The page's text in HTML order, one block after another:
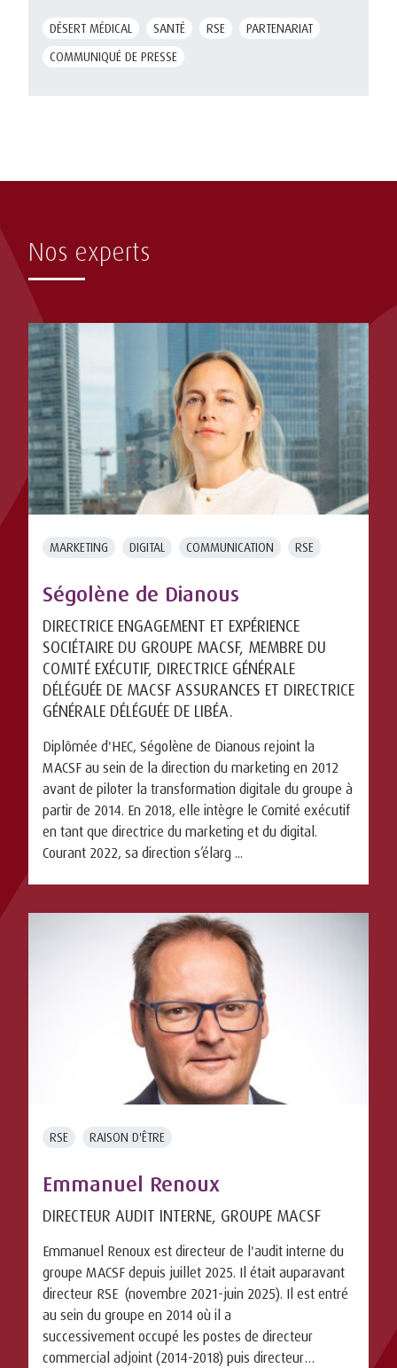
DÉSERT MÉDICAL SANTÉ RSE
PARTENARIAT
COMMUNIQUÉ DE PRESSE
Nos experts
MARKETING DIGITAL COMMUNICATION RSE
Ségolène de Dianous
DIRECTRICE ENGAGEMENT ET EXPÉRIENCE
SOCIÉTAIRE DU GROUPE MACSF, MEMBRE DU
COMITÉ EXÉCUTIF, DIRECTRICE GÉNÉRALE
DÉLÉGUÉE DE MACSF ASSURANCES ET DIRECTRICE
GÉNÉRALE DÉLÉGUÉE DE LIBÉA.
Diplômée d'HEC, Ségolène de Dianous rejoint la
MACSF au sein de la direction du marketing en 2012
avant de piloter la transformation digitale du groupe à
partir de 2014. En 2018, elle intègre le Comité exécutif
en tant que directrice du marketing et du digital.
Courant 2022, sa direction s’élarg ...
RSE RAISON D'ÊTRE
Emmanuel Renoux
DIRECTEUR AUDIT INTERNE, GROUPE MACSF
Emmanuel Renoux est directeur de l'audit interne du
groupe MACSF depuis juillet 2025. Il était auparavant
directeur RSE (novembre 2021-juin 2025). Il est entré
au sein du groupe en 2014 où il a
successivement occupé les postes de directeur
commercial adjoint (2014-2018) puis directeur